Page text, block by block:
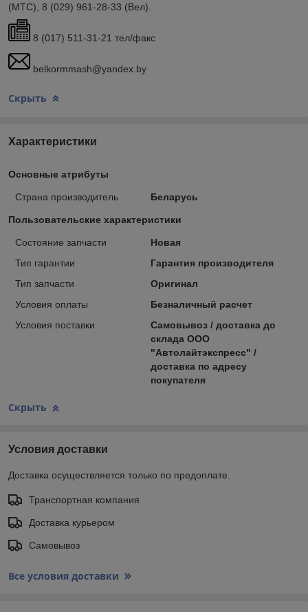
(МТС), 8 (029) 961-28-33 (Вел).
8 (017) 511-31-21 тел/факс
belkormmash@yandex.by
Скрыть
Характеристики
Основные атрибуты
Страна производитель Беларусь
Пользовательские характеристики
Состояние запчасти
Новая
Тип гарантии
Гарантия производителя
Тип запчасти
Оригинал
Условия оплаты
Безналичный расчет
Условия поставки
Самовывоз / доставка до
склада ООО
"Автолайтэкспресс" /
доставка по адресу
покупателя
Скрыть
Условия доставки
Доставка осуществляется только по предоплате.
Транспортная компания
Доставка курьером
Самовывоз
Все условия доставки